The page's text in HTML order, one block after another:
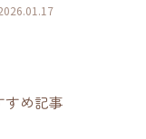
すめ記事